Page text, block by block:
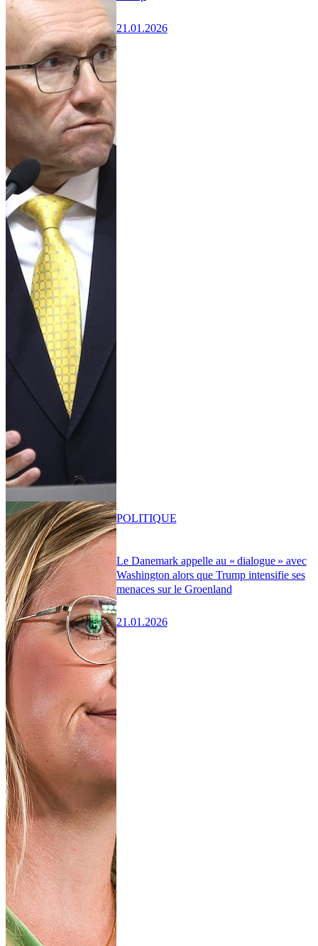
21.01.2026
Le Danemark appelle au « dialogue » avec
Washington alors que Trump intensifie ses
menaces sur le Groenland
21.01.2026
POLITIQUE